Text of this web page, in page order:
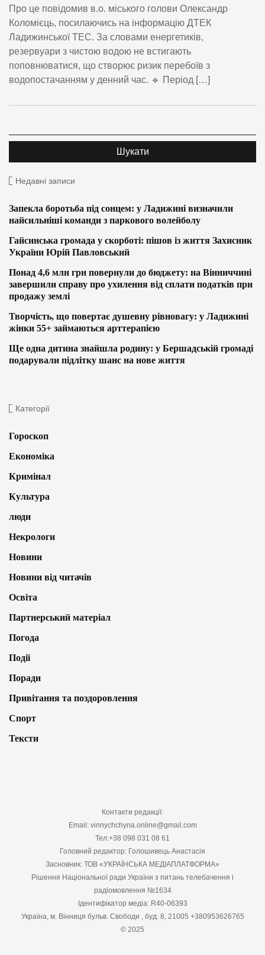
Про це повідомив в.о. міського голови Олександр
Коломієць, посилаючись на інформацію ДТЕК
Ладижинської ТЕС. За словами енергетиків,
резервуари з чистою водою не встигають
поповнюватися, що створює ризик перебоїв з
водопостачанням у денний час. 🔹 Період […]
Недавні записи
Запекла боротьба під сонцем: у Ладижині визначили
найсильніші команди з паркового волейболу
Гайсинська громада у скорботі: пішов із життя Захисник
України Юрій Павловський
Понад 4,6 млн грн повернули до бюджету: на Вінниччині
завершили справу про ухилення від сплати податків при
продажу землі
Творчість, що повертає душевну рівновагу: у Ладижині
жінки 55+ займаються арттерапією
Ще одна дитина знайшла родину: у Бершадській громаді
подарували підлітку шанс на нове життя
Категорії
Гороскоп
Економіка
Кримінал
Культура
люди
Некрологи
Новини
Новини від читачів
Освіта
Партнерський матеріал
Погода
Події
Поради
Привітання та поздоровлення
Спорт
Тексти
Контакти редакції:
Email: vinnychchyna.online@gmail.com
Тел:+38 098 031 08 61
Головний редактор: Голошивець Анастасія
Засновник: ТОВ «УКРАЇНСЬКА МЕДІАПЛАТФОРМА»
Рішення Національної ради України з питань телебачення і
радіомовлення №1634
Ідентифікатор медіа: R40-06393
Україна, м. Вінниця бульв. Свободи , буд. 8, 21005 +380953626765
© 2025